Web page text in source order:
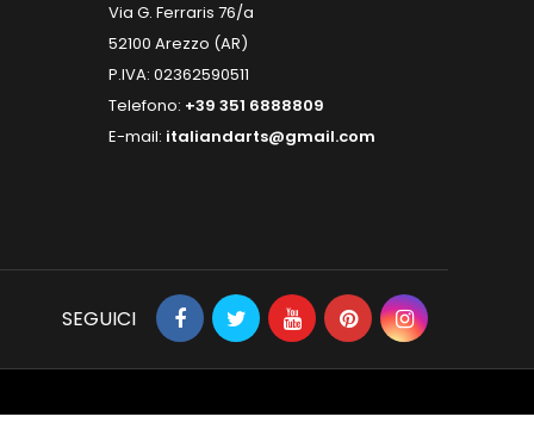
Via G. Ferraris 76/a
52100 Arezzo (AR)
P.IVA: 02362590511
Telefono: +39 351 6888809
E-mail: italiandarts@gmail.com
SEGUICI